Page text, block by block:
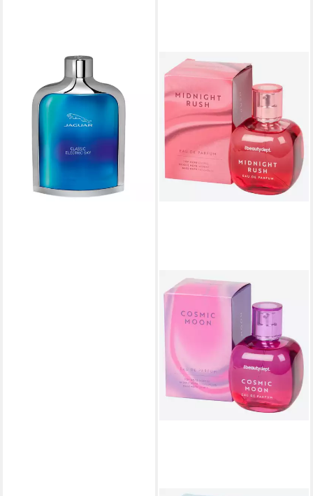
Eau de Toilette Classic
Electric Sky Eau de Toilette,
für Alle Hauttypen
(130,00 €/ 1 l)
lieferbar - in 2-3 Werktagen bei dir